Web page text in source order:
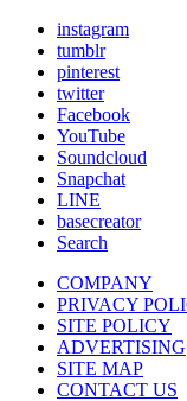
instagram
tumblr
pinterest
twitter
Facebook
YouTube
Soundcloud
Snapchat
LINE
basecreator
Search
COMPANY
PRIVACY
SITE POLICY
ADVERTISING
SITE MAP
CONTACT US